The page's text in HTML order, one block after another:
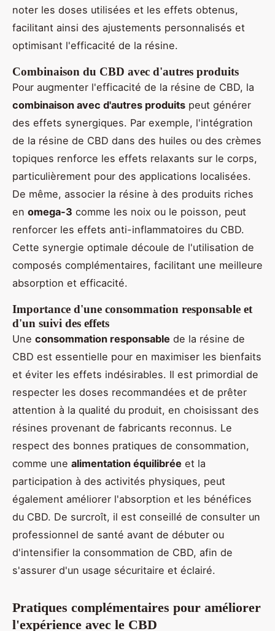
noter les doses utilisées et les effets obtenus,
facilitant ainsi des ajustements personnalisés et
optimisant l'efficacité de la résine.
Combinaison du CBD avec d'autres produits
Pour augmenter l'efficacité de la résine de CBD, la
combinaison avec d'autres produits peut générer
des effets synergiques. Par exemple, l'intégration
de la résine de CBD dans des huiles ou des crèmes
topiques renforce les effets relaxants sur le corps,
particulièrement pour des applications localisées.
De même, associer la résine à des produits riches
en omega-3 comme les noix ou le poisson, peut
renforcer les effets anti-inflammatoires du CBD.
Cette synergie optimale découle de l'utilisation de
composés complémentaires, facilitant une meilleure
absorption et efficacité.
Importance d'une consommation responsable et
d'un suivi des effets
Une consommation responsable de la résine de
CBD est essentielle pour en maximiser les bienfaits
et éviter les effets indésirables. Il est primordial de
respecter les doses recommandées et de prêter
attention à la qualité du produit, en choisissant des
résines provenant de fabricants reconnus. Le
respect des bonnes pratiques de consommation,
comme une alimentation équilibrée et la
participation à des activités physiques, peut
également améliorer l'absorption et les bénéfices
du CBD. De surcroît, il est conseillé de consulter un
professionnel de santé avant de débuter ou
d'intensifier la consommation de CBD, afin de
s'assurer d'un usage sécuritaire et éclairé.
Pratiques complémentaires pour améliorer
l'expérience avec le CBD